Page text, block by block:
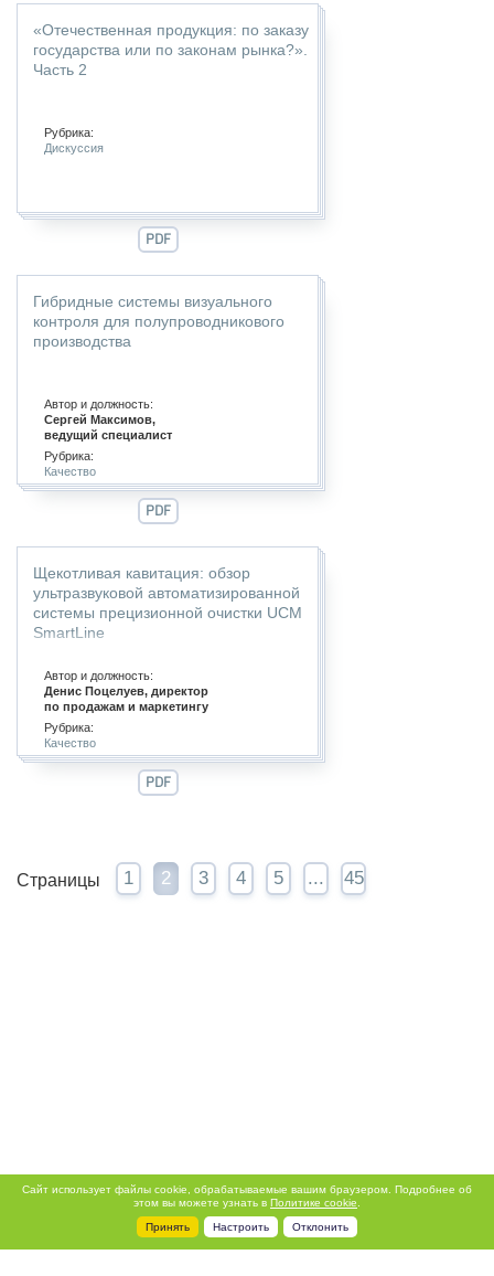
«Отечественная продукция: по заказу
государства или по законам рынка?».
Часть 2
Рубрика:
Дискуссия
PDF
Гибридные системы визуального
контроля для полупроводникового
производства
Автор и должность:
Сергей Максимов,
ведущий специалист
Рубрика:
Качество
PDF
Щекотливая кавитация: обзор
ультразвуковой автоматизированной
системы прецизионной очистки UCM
SmartLine
Автор и должность:
Денис Поцелуев, директор
по продажам и маркетингу
Рубрика:
Качество
PDF
Страницы 1 2 3 4 5 ... 45
Сайт использует файлы cookie, обрабатываемые вашим браузером. Подробнее об
этом вы можете узнать в Политике cookie
Принять
Настроить Отклонить